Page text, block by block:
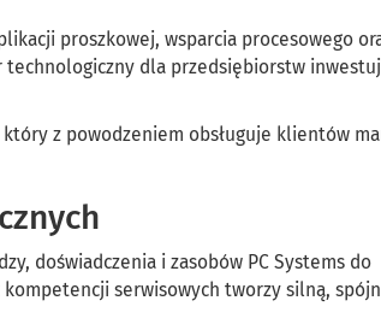
proszkowej, wsparcia procesowego
dla przedsiębiorstw
z powodzeniem obsługuje klientów
doświadczenia i zasobów PC Systems do
serwisowych tworzy silną,